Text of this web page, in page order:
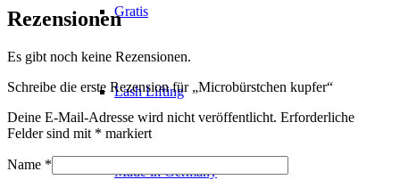
Gratis
Lash Lifting
Made in Germany
Rezensionen
Es gibt noch keine Rezensionen.
Schreibe die erste Rezension für „Microbürstchen kupfer“
Deine E-Mail-Adresse wird nicht veröffentlicht. Erforderliche
Felder sind mit * markiert
Name *